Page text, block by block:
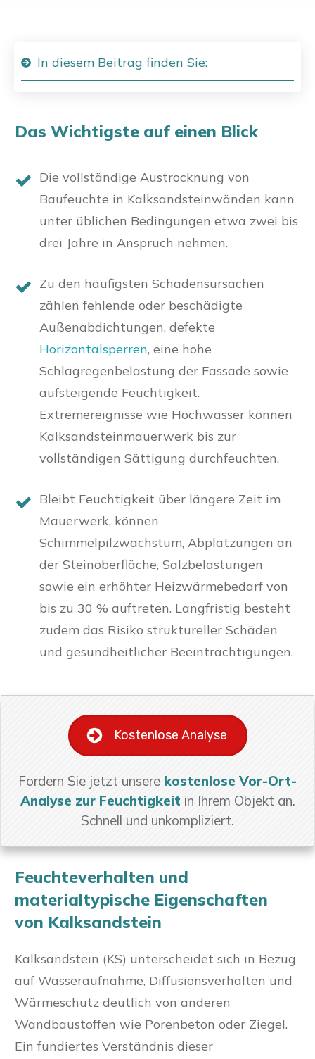
In diesem Beitrag finden Sie:
Das Wichtigste auf einen Blick
Die vollständige Austrocknung von
Baufeuchte in Kalksandsteinwänden kann
unter üblichen Bedingungen etwa zwei bis
drei Jahre in Anspruch nehmen.
Zu den häufigsten Schadensursachen
zählen fehlende oder beschädigte
Außenabdichtungen, defekte
Horizontalsperren, eine hohe
Schlagregenbelastung der Fassade sowie
aufsteigende Feuchtigkeit.
Extremereignisse wie Hochwasser können
Kalksandsteinmauerwerk bis zur
vollständigen Sättigung durchfeuchten.
Bleibt Feuchtigkeit über längere Zeit im
Mauerwerk, können
Schimmelpilzwachstum, Abplatzungen an
der Steinoberfläche, Salzbelastungen
sowie ein erhöhter Heizwärmebedarf von
bis zu 30 % auftreten. Langfristig besteht
zudem das Risiko struktureller Schäden
und gesundheitlicher Beeinträchtigungen.
Kostenlose Analyse
Fordern Sie jetzt unsere kostenlose Vor-Ort-
Analyse zur Feuchtigkeit in Ihrem Objekt an.
Schnell und unkompliziert.
Feuchteverhalten und
materialtypische Eigenschaften
von Kalksandstein
Kalksandstein (KS) unterscheidet sich in Bezug
auf Wasseraufnahme, Diffusionsverhalten und
Wärmeschutz deutlich von anderen
Wandbaustoffen wie Porenbeton oder Ziegel.
Ein fundiertes Verständnis dieser